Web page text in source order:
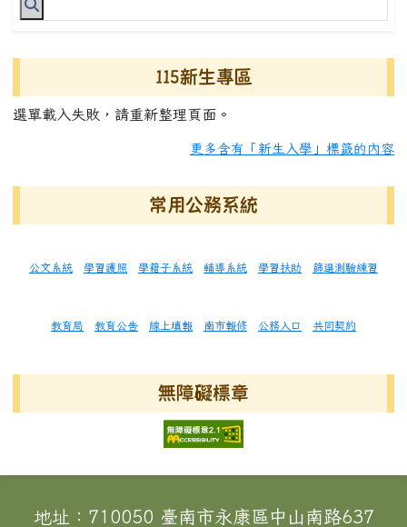
115新生專區
選單載入失敗，請重新整理頁面。
更多含有「新生入學」標籤的內容
常用公務系統
公文系統 學習護照 學籍子系統 輔導系統 學習扶助 篩選測驗練習
教育局 教育公告 線上填報 南市報修 公務入口 共同契約
無障礙標章
頁尾區域內容
地址：710050 臺南市永康區中山南路637